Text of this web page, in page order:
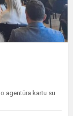
agentūra kartu su